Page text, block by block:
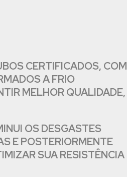
CERTIFICADOS, COM
A FRIO
MELHOR QUALIDADE,
OS DESGASTES
E POSTERIORMENTE
SUA RESISTÊNCIA